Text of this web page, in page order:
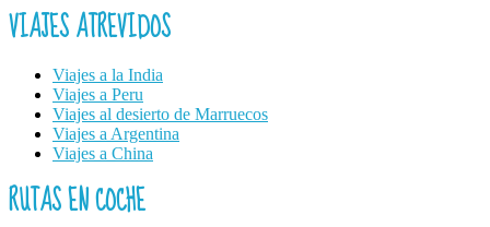
VIAJES ATREVIDOS
Viajes a la India
Viajes a Peru
Viajes al desierto de Marruecos
Viajes a Argentina
Viajes a China
RUTAS EN COCHE